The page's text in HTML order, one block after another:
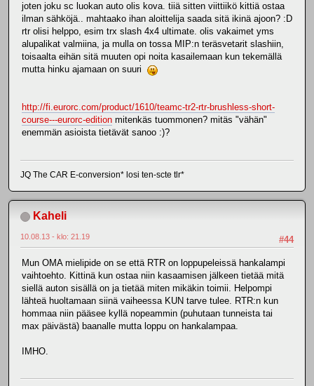
joten joku sc luokan auto olis kova. tiiä sitten viittiikö kittiä ostaa
ilman sähköjä.. mahtaako ihan aloittelija saada sitä ikinä ajoon? :D
rtr olisi helppo, esim trx slash 4x4 ultimate. olis vakaimet yms
alupalikat valmiina, ja mulla on tossa MIP:n teräsvetarit slashiin,
toisaalta eihän sitä muuten opi noita kasailemaan kun tekemällä
mutta hinku ajamaan on suuri
http://fi.eurorc.com/product/1610/teamc-tr2-rtr-brushless-short-
course---eurorc-edition mitenkäs tuommonen? mitäs "vähän"
enemmän asioista tietävät sanoo :)?
JQ The CAR E-conversion* losi ten-scte tlr*
Kaheli
#44
10.08.13 - klo: 21.19
Mun OMA mielipide on se että RTR on loppupeleissä hankalampi
vaihtoehto. Kittinä kun ostaa niin kasaamisen jälkeen tietää mitä
siellä auton sisällä on ja tietää miten mikäkin toimii. Helpompi
lähteä huoltamaan siinä vaiheessa KUN tarve tulee. RTR:n kun
hommaa niin pääsee kyllä nopeammin (puhutaan tunneista tai
max päivästä) baanalle mutta loppu on hankalampaa.
IMHO.